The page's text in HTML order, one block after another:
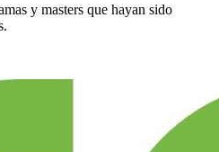
y masters que hayan sido